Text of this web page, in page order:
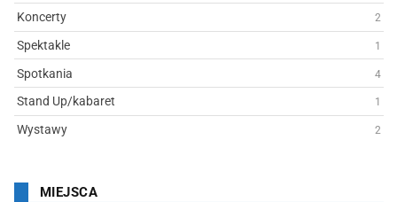
Koncerty 2
Spektakle 1
Spotkania 4
Stand Up/kabaret 1
Wystawy 2
MIEJSCA